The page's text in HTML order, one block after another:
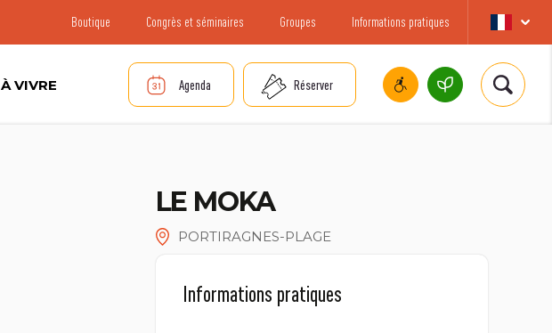
Boutique Congrès et séminaires Groupes Informations pratiques
À VIVRE Agenda Réserver
LE MOKA
PORTIRAGNES-PLAGE
Informations pratiques